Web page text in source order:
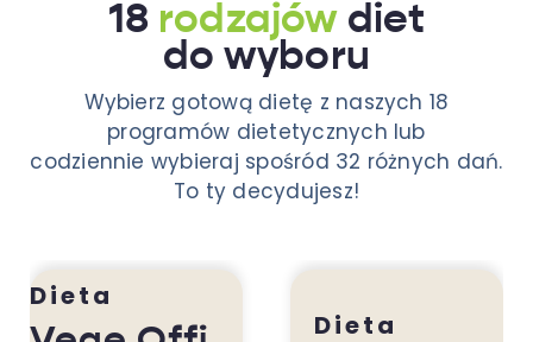
18 rodzajów diet
do wyboru
Wybierz gotową dietę z naszych 18
programów dietetycznych lub
codziennie wybieraj spośród 32 różnych dań.
To ty decydujesz!
Dieta
Dieta